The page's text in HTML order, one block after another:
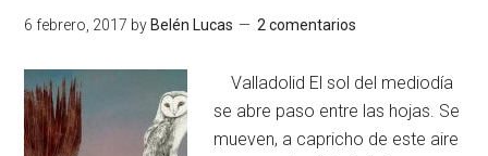
6 febrero, 2017 by Belén Lucas 2 comentarios
Valladolid El sol del mediodía
se abre paso entre las hojas. Se
mueven, a capricho de este aire